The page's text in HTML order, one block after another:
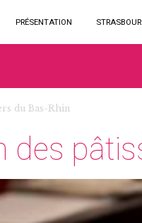
PRÉSENTATION
du Bas-Rhin
des